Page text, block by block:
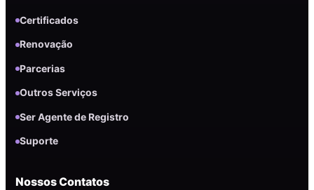
Certificados
Renovação
Parcerias
Outros Serviços
Ser Agente de Registro
Suporte
Nossos Contatos